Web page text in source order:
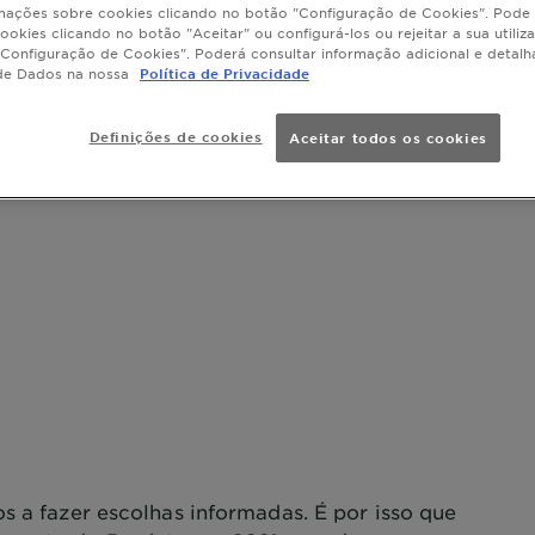
SLIDE 1
danificados,
experiência
Queratina
nosso
camadas
95% do
TAMANHO
a fazer escolhas informadas. É por isso que
sobre cookies clicando no botão "Configuração de Cookies". Pode
clicando no botão "Aceitar" ou configurá-los ou rejeitar a sua
de Cookies". Poderá consultar informação adicional e
Dados na nossa
Política de Privacidade
Definições de cookies Aceitar todos os cookies